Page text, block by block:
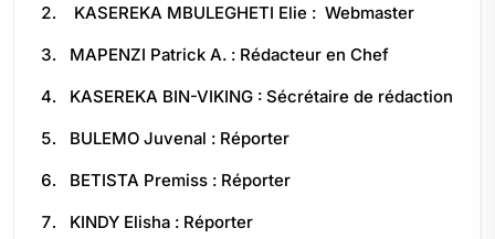
KASEREKA MBULEGHETI Elie : Webmaster
MAPENZI Patrick A. : Rédacteur en Chef
KASEREKA BIN-VIKING : Sécrétaire de rédaction
BULEMO Juvenal : Réporter
BETISTA Premiss : Réporter
KINDY Elisha : Réporter